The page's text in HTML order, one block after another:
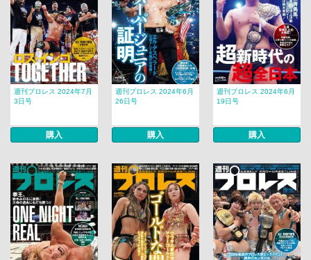
週刊プロレス 2024年7月
3日号
購入
週刊プロレス 2024年6月
26日号
購入
週刊プロレス 2024年6月
19日号
購入